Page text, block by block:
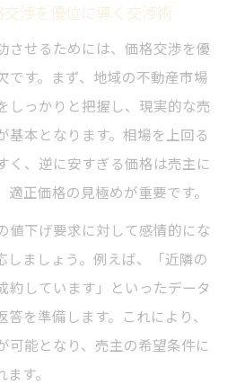
渉を優位に導く交渉術
させるためには、価格交渉を優
です。まず、地域の不動産市場
しっかりと把握し、現実的な売
基本となります。相場を上回る
く、逆に安すぎる価格は売主に
正価格の見極めが重要です。
値下げ要求に対して感情的にな
しましょう。例えば、「近隣の
約しています」といったデータ
を準備します。これにより、
可能となり、売主の希望条件に
す。